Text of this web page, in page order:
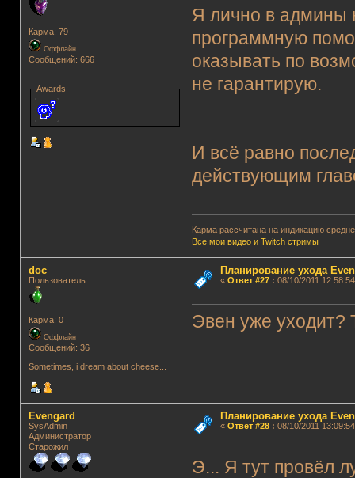
Карма: 79
Оффлайн
Сообщений: 666
Awards
Я лично в админы
программную
оказывать по
не гарантирую.
И всё равно
действующим
Карма рассчитана на индикацию
Все мои видео и Twitch стримы
doc
Пользователь
Карма: 0
Оффлайн
Сообщений: 36
Sometimes, i dream about cheese...
Планирование ухода
« Ответ #27: 08/10/2011
Эвен уже
Evengard
SysAdmin
Администратор
Старожил
Планирование ухода
« Ответ #28: 08/10/2011
Э... Я тут провёл